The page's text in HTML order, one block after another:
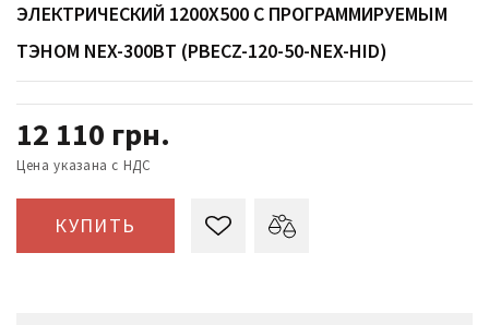
ЭЛЕКТРИЧЕСКИЙ 1200Х500 С ПРОГРАММИРУЕМЫМ
ТЭНОМ NEX-300ВТ (PBECZ-120-50-NEX-HID)
12 110 грн.
Цена указана с НДС
КУПИТЬ